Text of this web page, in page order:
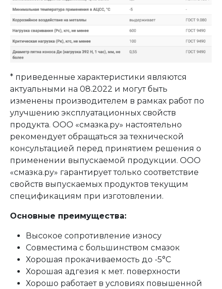
* приведенные характеристики являются
актуальными на 08.2022 и могут быть
изменены производителем в рамках работ по
улучшению эксплуатационных свойств
продукта. ООО «смазка.ру» настоятельно
рекомендует обращаться за технической
консультацией перед принятием решения о
применении выпускаемой продукции. ООО
«смазка.ру» гарантирует только соответствие
свойств выпускаемых продуктов текущим
спецификациям при изготовлении.
Основные преимущества:
Высокое сопротивление износу
Совместима с большинством смазок
Хорошая прокачиваемость до -5°C
Хорошая адгезия к мет. поверхности
Хорошо работает в условиях повышенной